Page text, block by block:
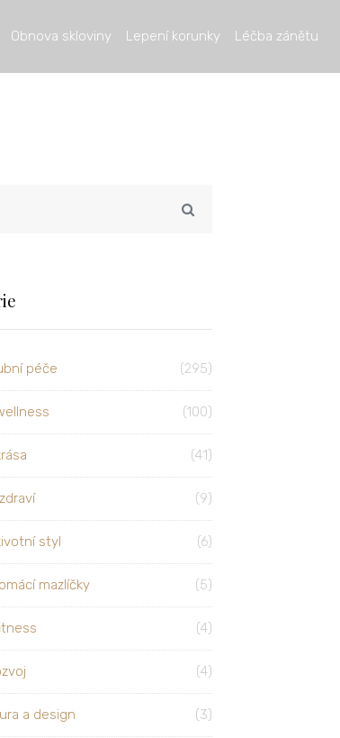
Obnova skloviny Lepení korunky Léčba zánětu
péče (295)
(100)
(41)
(9)
styl (6)
mazlíčky (5)
(4)
(4)
a design (3)